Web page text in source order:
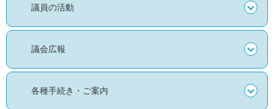
議員の活動
議会広報
各種手続き・ご案内